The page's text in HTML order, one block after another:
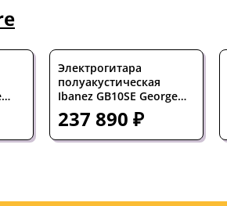
Электрогитара
полуакустическая
Ibanez GB10SE George
Benson Signature
Hollowbody Brown
Sunburst
237 890 ₽